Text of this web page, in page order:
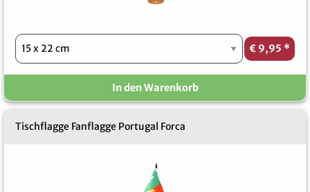
€ 9,95 *
In den Warenkorb
Tischflagge Fanflagge Portugal Forca